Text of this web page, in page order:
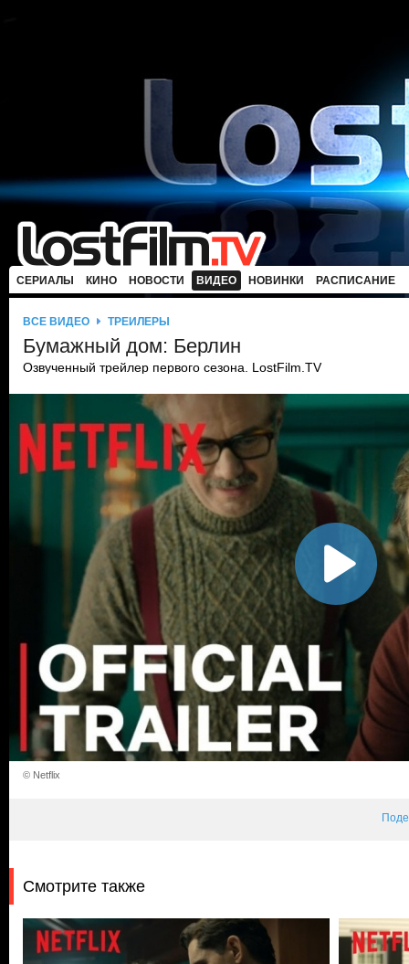
СЕРИАЛЫ КИНО НОВОСТИ ВИДЕО НОВИНКИ РАСПИСАНИЕ
ВСЕ ВИДЕО ТРЕЙЛЕРЫ
Бумажный дом: Берлин
Озвученный трейлер первого сезона. LostFilm.TV
© Netflix
Смотрите также